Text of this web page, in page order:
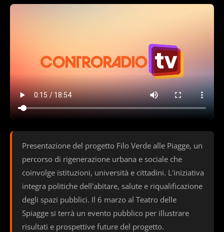
Presentazione del progetto Filo Verde alle Piagge, un
percorso di rigenerazione urbana e sociale che
coinvolge istituzioni, università e cittadini. L'iniziativa
integra politiche dell'abitare, salute e riqualificazione
degli spazi pubblici. Il 6 marzo al Teatro delle
Spiagge si terrà un evento pubblico per illustrare
risultati e prospettive future del progetto.